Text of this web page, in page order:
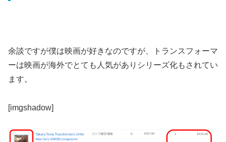
余談ですが僕は映画が好きなのですが、トランスフォーマ
ーは映画が海外でとても人気がありシリーズ化もされてい
ます。
[imgshadow]